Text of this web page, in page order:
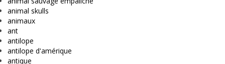
animal skulls
animaux
ant
antilope
antilope d'amérique
antique